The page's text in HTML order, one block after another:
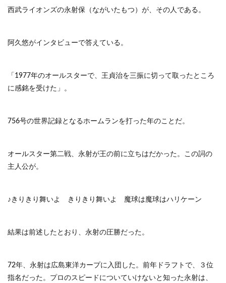
西武ライオンズの永射保（ながいたもつ）が、その人である。
阿久悠がインタビューで答えている。
「1977年のオールスターで、王貞治を三振に切って取ったところ
に感銘を受けた」。
756号の世界記録となるホームランを打った年のことだ。
オールスター第二戦、永射が王の前に立ちはだかった。この詞の
主人公が。
♪きりきり舞いよ きりきり舞いよ 魔球は魔球はハリケーン
結果は前述したとおり、永射の圧勝だった。
72年、永射は広島東洋カープに入団した。前年ドラフトで、３位
指名だった。プロのスピードについていけないと知った永射は、